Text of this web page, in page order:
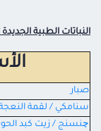
النباتات الطبية
صبار
سنامكي / لقمة
چنسنج / زيت كبد